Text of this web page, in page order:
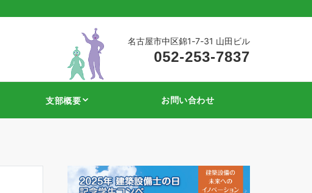
名古屋市中区錦1-7-31 山田ビル
052-253-7837
支部概要 お問い合わせ